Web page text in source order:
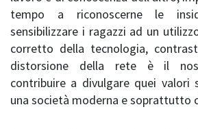
tempo a riconoscerne le
sensibilizzare i ragazzi ad un
corretto della tecnologia,
distorsione della rete è il
contribuire a divulgare quei valori
una società moderna e soprattutto